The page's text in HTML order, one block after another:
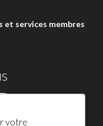
et services membres
votre